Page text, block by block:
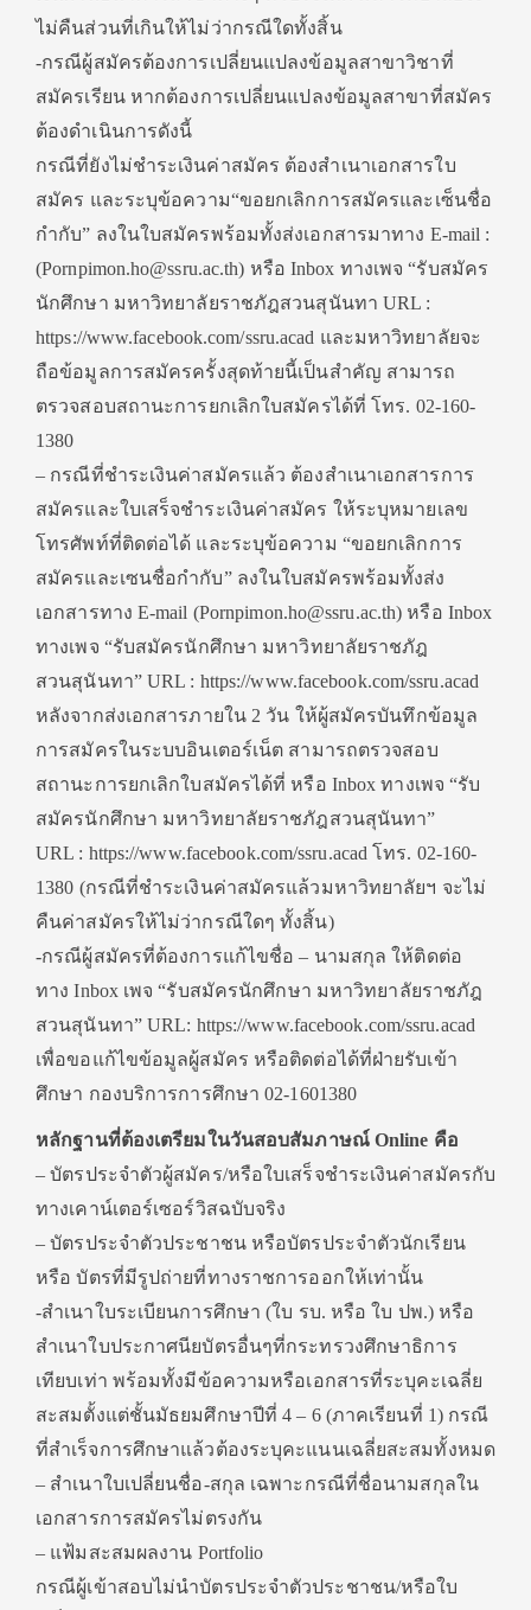
ไม่คืนส่วนที่เกินให้ไม่ว่ากรณีใดทั้งสิ้น
-กรณีผู้สมัครต้องการเปลี่ยนแปลงข้อมูลสาขาวิชาที่
สมัครเรียน หากต้องการเปลี่ยนแปลงข้อมูลสาขาที่สมัคร
ต้องดำเนินการดังนี้
กรณีที่ยังไม่ชำระเงินค่าสมัคร ต้องสำเนาเอกสารใบ
สมัคร และระบุข้อความ“ขอยกเลิกการสมัครและเซ็นชื่อ
กำกับ” ลงในใบสมัครพร้อมทั้งส่งเอกสารมาทาง E-mail :
(Pornpimon.ho@ssru.ac.th) หรือ Inbox ทางเพจ “รับสมัคร
นักศึกษา มหาวิทยาลัยราชภัฎสวนสุนันทา URL :
https://www.facebook.com/ssru.acad และมหาวิทยาลัยจะ
ถือข้อมูลการสมัครครั้งสุดท้ายนี้เป็นสำคัญ สามารถ
ตรวจสอบสถานะการยกเลิกใบสมัครได้ที่ โทร. 02-160-
1380
– กรณีที่ชำระเงินค่าสมัครแล้ว ต้องสำเนาเอกสารการ
สมัครและใบเสร็จชำระเงินค่าสมัคร ให้ระบุหมายเลข
โทรศัพท์ที่ติดต่อได้ และระบุข้อความ “ขอยกเลิกการ
สมัครและเซนชื่อกำกับ” ลงในใบสมัครพร้อมทั้งส่ง
เอกสารทาง E-mail (Pornpimon.ho@ssru.ac.th) หรือ Inbox
ทางเพจ “รับสมัครนักศึกษา มหาวิทยาลัยราชภัฎ
สวนสุนันทา” URL : https://www.facebook.com/ssru.acad
หลังจากส่งเอกสารภายใน 2 วัน ให้ผู้สมัครบันทึกข้อมูล
การสมัครในระบบอินเตอร์เน็ต สามารถตรวจสอบ
สถานะการยกเลิกใบสมัครได้ที่ หรือ Inbox ทางเพจ “รับ
สมัครนักศึกษา มหาวิทยาลัยราชภัฎสวนสุนันทา”
URL : https://www.facebook.com/ssru.acad โทร. 02-160-
1380 (กรณีที่ชำระเงินค่าสมัครแล้วมหาวิทยาลัยฯ จะไม่
คืนค่าสมัครให้ไม่ว่ากรณีใดๆ ทั้งสิ้น)
-กรณีผู้สมัครที่ต้องการแก้ไขชื่อ – นามสกุล ให้ติดต่อ
ทาง Inbox เพจ “รับสมัครนักศึกษา มหาวิทยาลัยราชภัฎ
สวนสุนันทา” URL: https://www.facebook.com/ssru.acad
เพื่อขอแก้ไขข้อมูลผู้สมัคร หรือติดต่อได้ที่ฝ่ายรับเข้า
ศึกษา กองบริการการศึกษา 02-1601380
หลักฐานที่ต้องเตรียมในวันสอบสัมภาษณ์ Online คือ
– บัตรประจำตัวผู้สมัคร/หรือใบเสร็จชำระเงินค่าสมัครกับ
ทางเคาน์เตอร์เซอร์วิสฉบับจริง
– บัตรประจำตัวประชาชน หรือบัตรประจำตัวนักเรียน
หรือ บัตรที่มีรูปถ่ายที่ทางราชการออกให้เท่านั้น
-สำเนาใบระเบียนการศึกษา (ใบ รบ. หรือ ใบ ปพ.) หรือ
สำเนาใบประกาศนียบัตรอื่นๆที่กระทรวงศึกษาธิการ
เทียบเท่า พร้อมทั้งมีข้อความหรือเอกสารที่ระบุคะเฉลี่ย
สะสมตั้งแต่ชั้นมัธยมศึกษาปีที่ 4 – 6 (ภาคเรียนที่ 1) กรณี
ที่สำเร็จการศึกษาแล้วต้องระบุคะแนนเฉลี่ยสะสมทั้งหมด
– สำเนาใบเปลี่ยนชื่อ-สกุล เฉพาะกรณีที่ชื่อนามสกุลใน
เอกสารการสมัครไม่ตรงกัน
– แฟ้มสะสมผลงาน Portfolio
กรณีผู้เข้าสอบไม่นำบัตรประจำตัวประชาชน/หรือใบ